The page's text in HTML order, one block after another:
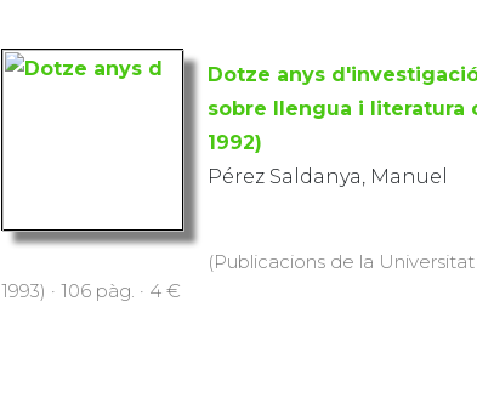
Dotze anys
sobre llengua i literatura
1992)
Pérez Saldanya, Manuel
(Publicacions de la
1993) · 106 pàg. · 4 €